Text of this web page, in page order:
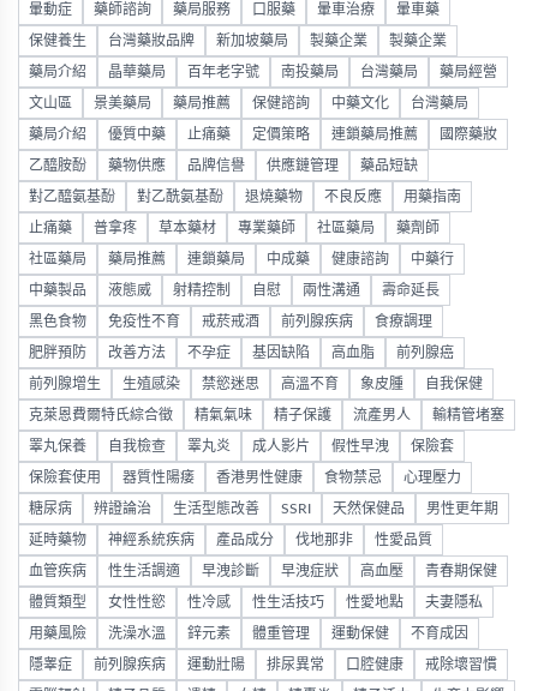
暈動症 藥師諮詢 藥局服務 口服藥 暈車治療 暈車藥
保健養生 台灣藥妝品牌 新加坡藥局 製藥企業 製藥企業
藥局介紹 晶華藥局 百年老字號 南投藥局 台灣藥局 藥局經營
文山區 景美藥局 藥局推薦 保健諮詢 中藥文化 台灣藥局
藥局介紹 優質中藥 止痛藥 定價策略 連鎖藥局推薦 國際藥妝
乙醯胺酚 藥物供應 品牌信譽 供應鏈管理 藥品短缺
對乙醯氨基酚 對乙酰氨基酚 退燒藥物 不良反應 用藥指南
止痛藥 普拿疼 草本藥材 專業藥師 社區藥局 藥劑師
社區藥局 藥局推薦 連鎖藥局 中成藥 健康諮詢 中藥行
中藥製品 液態威 射精控制 自慰 兩性溝通 壽命延長
黑色食物 免疫性不育 戒菸戒酒 前列腺疾病 食療調理
肥胖預防 改善方法 不孕症 基因缺陷 高血脂 前列腺癌
前列腺增生 生殖感染 禁慾迷思 高溫不育 象皮腫 自我保健
克萊恩費爾特氏綜合徵 精氣氣味 精子保護 流產男人 輸精管堵塞
睪丸保養 自我檢查 睪丸炎 成人影片 假性早洩 保險套
保險套使用 器質性陽痿 香港男性健康 食物禁忌 心理壓力
糖尿病 辨證論治 生活型態改善 SSRI 天然保健品 男性更年期
延時藥物 神經系統疾病 產品成分 伐地那非 性愛品質
血管疾病 性生活調適 早洩診斷 早洩症狀 高血壓 青春期保健
體質類型 女性性慾 性冷感 性生活技巧 性愛地點 夫妻隱私
用藥風險 洗澡水溫 鋅元素 體重管理 運動保健 不育成因
隱睾症 前列腺疾病 運動壯陽 排尿異常 口腔健康 戒除壞習慣